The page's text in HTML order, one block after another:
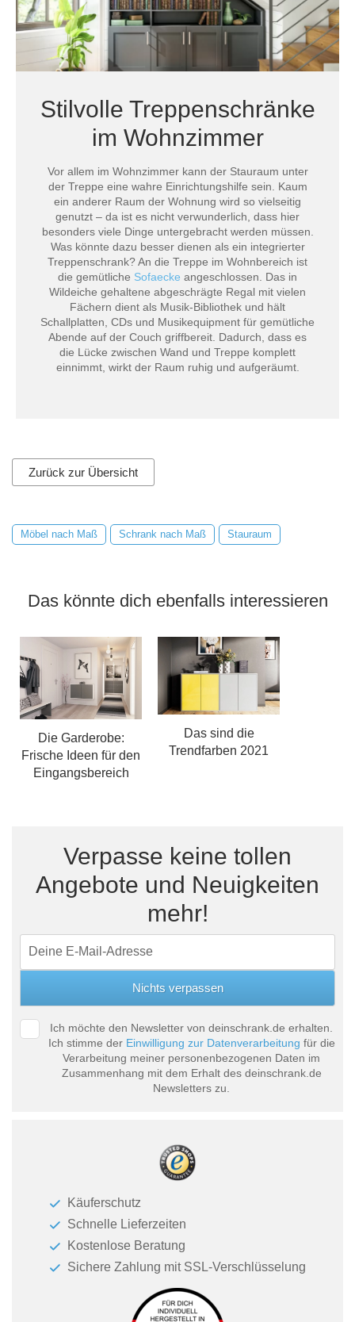
Stilvolle Treppenschränke
im Wohnzimmer
Vor allem im Wohnzimmer kann der Stauraum unter
der Treppe eine wahre Einrichtungshilfe sein. Kaum
ein anderer Raum der Wohnung wird so vielseitig
genutzt – da ist es nicht verwunderlich, dass hier
besonders viele Dinge untergebracht werden müssen.
Was könnte dazu besser dienen als ein integrierter
Treppenschrank? An die Treppe im Wohnbereich ist
die gemütliche Sofaecke angeschlossen. Das in
Wildeiche gehaltene abgeschrägte Regal mit vielen
Fächern dient als Musik-Bibliothek und hält
Schallplatten, CDs und Musikequipment für gemütliche
Abende auf der Couch griffbereit. Dadurch, dass es
die Lücke zwischen Wand und Treppe komplett
einnimmt, wirkt der Raum ruhig und aufgeräumt.
Zurück zur Übersicht
Möbel nach Maß Schrank nach Maß Stauraum
Das könnte dich ebenfalls interessieren
Die Garderobe:
Frische Ideen für den
Eingangsbereich
Das sind die
Trendfarben 2021
Verpasse keine tollen
Angebote und Neuigkeiten
mehr!
Ich möchte den Newsletter von deinschrank.de erhalten.
Ich stimme der Einwilligung zur Datenverarbeitung für die
Verarbeitung meiner personenbezogenen Daten im
Zusammenhang mit dem Erhalt des deinschrank.de
Newsletters zu.
Käuferschutz
Schnelle Lieferzeiten
Kostenlose Beratung
Sichere Zahlung mit SSL-Verschlüsselung